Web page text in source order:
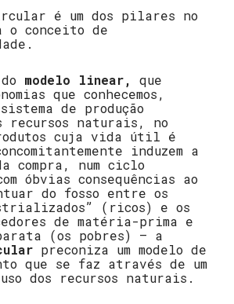
é um dos pilares no
o conceito de
modelo linear,
que
que conhecemos,
de produção
recursos naturais, no
cuja vida útil é
induzem a
compra, num ciclo
óbvias consequências ao
do fosso entre os
(ricos) e os
de matéria-prima e
(os pobres) – a
preconiza um modelo de
que se faz através de um
dos recursos naturais.